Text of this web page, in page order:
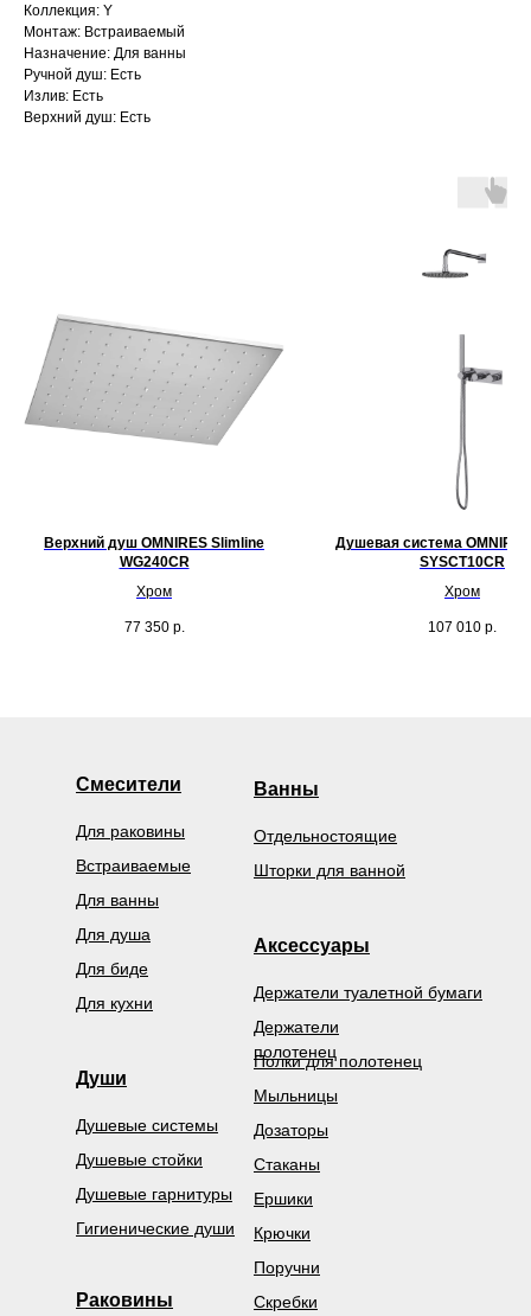
Коллекция: Y
Монтаж: Встраиваемый
Назначение: Для ванны
Ручной душ: Есть
Излив: Есть
Верхний душ: Есть
Верхний душ OMNIRES Slimline
WG240CR
Хром
77 350 р.
Душевая система
SYSCT10CR
Хром
107 010 р.
Смесители
Души
Душевые гарнитуры
Душевые системы
Гигиенические души
Поручни
Скребки
Дозаторы
Стаканы
Ершики
Крючки
Держатели
полотенец
Мыльницы
Держатели туалетной бумаги
Полки для полотенец
Раковины
Встраиваемые
Для биде
Для ванны
Для душа
Для раковины
Для кухни
Ванны
Отдельностоящие
Шторки для ванной
Аксессуары
Душевые стойки